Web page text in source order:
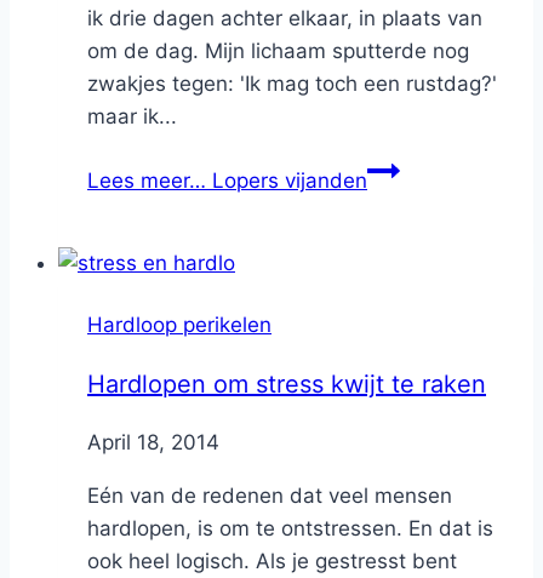
ik drie dagen achter elkaar, in plaats van
om de dag. Mijn lichaam sputterde nog
zwakjes tegen: 'Ik mag toch een rustdag?'
maar ik...
Lees meer… Lopers vijanden
Hardloop perikelen
Hardlopen om stress kwijt te raken
ByNicole
April 18, 2014
Eén van de redenen dat veel mensen
hardlopen, is om te ontstressen. En dat is
ook heel logisch. Als je gestresst bent